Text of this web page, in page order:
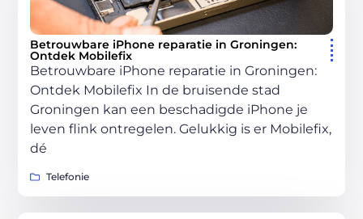
Betrouwbare iPhone reparatie in Groningen:
Ontdek Mobilefix
Betrouwbare iPhone reparatie in Groningen:
Ontdek Mobilefix In de bruisende stad
Groningen kan een beschadigde iPhone je
leven flink ontregelen. Gelukkig is er Mobilefix,
dé
Telefonie